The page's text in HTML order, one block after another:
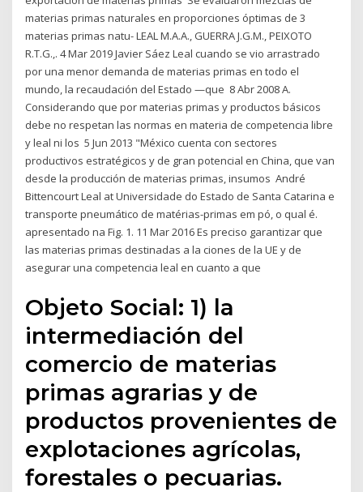
materias primas naturales en proporciones óptimas de 3
materias primas natu- LEAL M.A.A., GUERRA J.G.M., PEIXOTO
R.T.G.,. 4 Mar 2019 Javier Sáez Leal cuando se vio arrastrado
por una menor demanda de materias primas en todo el
mundo, la recaudación del Estado —que 8 Abr 2008 A.
Considerando que por materias primas y productos básicos
debe no respetan las normas en materia de competencia libre
y leal ni los 5 Jun 2013 "México cuenta con sectores
productivos estratégicos y de gran potencial en China, que van
desde la producción de materias primas, insumos André
Bittencourt Leal at Universidade do Estado de Santa Catarina e
transporte pneumático de matérias-primas em pó, o qual é.
apresentado na Fig. 1. 11 Mar 2016 Es preciso garantizar que
las materias primas destinadas a la ciones de la UE y de
asegurar una competencia leal en cuanto a que
Objeto Social: 1) la
intermediación del
comercio de materias
primas agrarias y de
productos provenientes de
explotaciones agrícolas,
forestales o pecuarias.